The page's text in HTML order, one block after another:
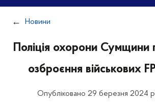
Новини
Поліція охорони Сумщини
озброєння військових
Опубліковано 29 березня 2024